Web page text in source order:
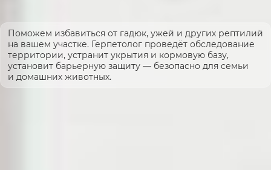
Поможем избавиться от гадюк, ужей и других рептилий
на вашем участке. Герпетолог проведёт обследование
территории, устранит укрытия и кормовую базу,
установит барьерную защиту — безопасно для семьи
и домашних животных.